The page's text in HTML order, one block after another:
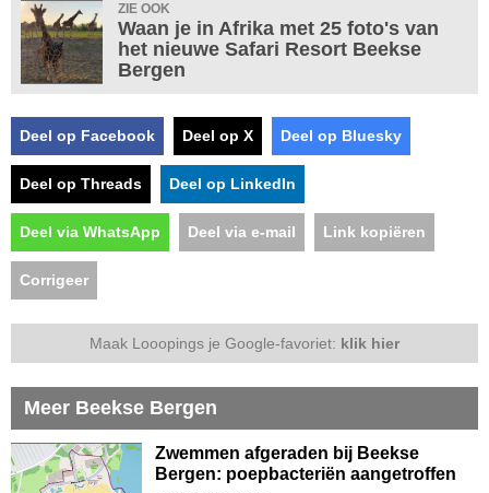
ZIE OOK
Waan je in Afrika met 25 foto's van
het nieuwe Safari Resort Beekse
Bergen
Deel op Facebook Deel op X Deel op Bluesky
Deel op Threads Deel op LinkedIn
Deel via WhatsApp Deel via e-mail Link kopiëren
Corrigeer
Maak Looopings je Google-favoriet: klik hier
Meer Beekse Bergen
Zwemmen afgeraden bij Beekse
Bergen: poepbacteriën aangetroffen